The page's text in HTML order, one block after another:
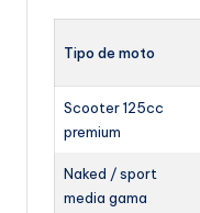
Tipo de moto
Scooter 125cc
premium
Naked / sport
media gama